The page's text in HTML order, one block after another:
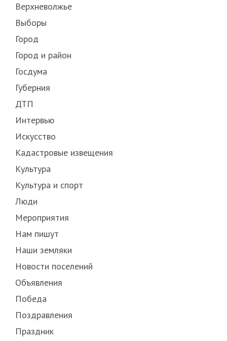
Верхневолжье
Выборы
Город
Город и район
Госдума
Губерния
ДТП
Интервью
Искусство
Кадастровые извещения
Культура
Культура и спорт
Люди
Мероприятия
Нам пишут
Наши земляки
Новости поселений
Объявления
Победа
Поздравления
Праздник